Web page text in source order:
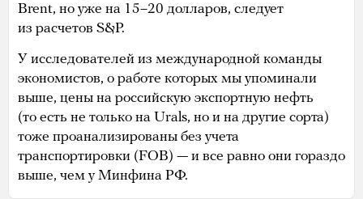
Brent, но уже на 15–20 долларов, следует
из расчетов S&P.
У исследователей из международной команды
экономистов, о работе которых мы упоминали
выше, цены на российскую экспортную нефть
(то есть не только на Urals, но и на другие сорта)
тоже проанализированы без учета
транспортировки (FOB) — и все равно они гораздо
выше, чем у Минфина РФ.